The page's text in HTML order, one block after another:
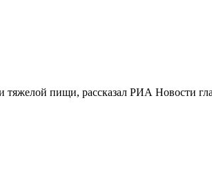
тяжелой пищи, рассказал РИА Новости